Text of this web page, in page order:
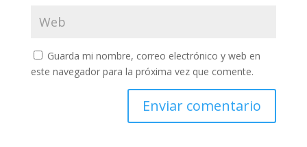
Guarda mi nombre, correo electrónico y web en
este navegador para la próxima vez que comente.